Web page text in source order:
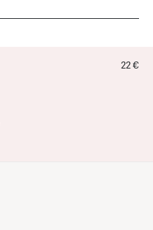
22 €